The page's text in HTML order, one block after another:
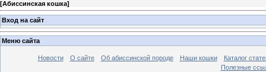
[Абиссинская кошка]
Вход на сайт
Меню сайта
Новости О сайте Об абиссинской породе Наши кошки
Каталог
Полезные